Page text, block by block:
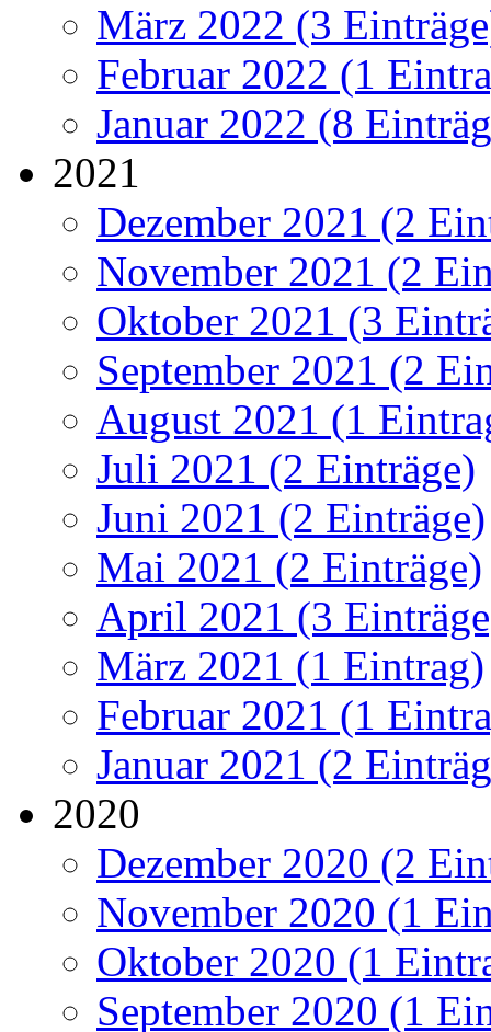
März 2022 (3
Februar 2022 (1
Januar 2022 (8
2021
Dezember 2021 (2
November 2021 (2
Oktober 2021 (3
September 2021 (2
August 2021 (1
Juli 2021 (2 Einträge)
Juni 2021 (2 Einträge)
Mai 2021 (2 Einträge)
April 2021 (3
März 2021 (1 Eintrag)
Februar 2021 (1
Januar 2021 (2
2020
Dezember 2020 (2
November 2020 (1
Oktober 2020 (1
September 2020 (1